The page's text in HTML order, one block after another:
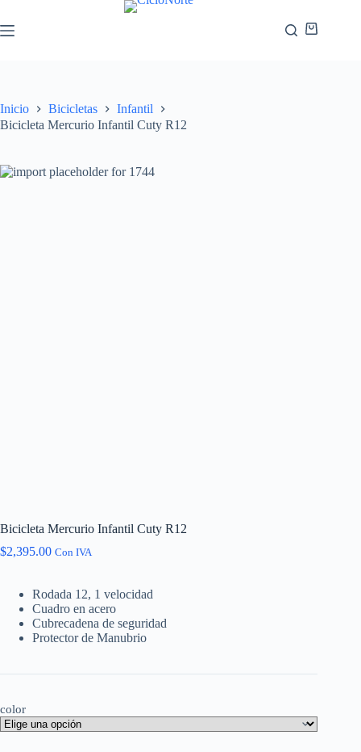
Inicio Bicicletas
Infantil
Bicicleta Mercurio Infantil Cuty R12
Bicicleta Mercurio Infantil Cuty R12
$2,395.00 Con IVA
Rodada 12, 1 velocidad
Cuadro en acero
Cubrecadena de seguridad
Protector de Manubrio
color